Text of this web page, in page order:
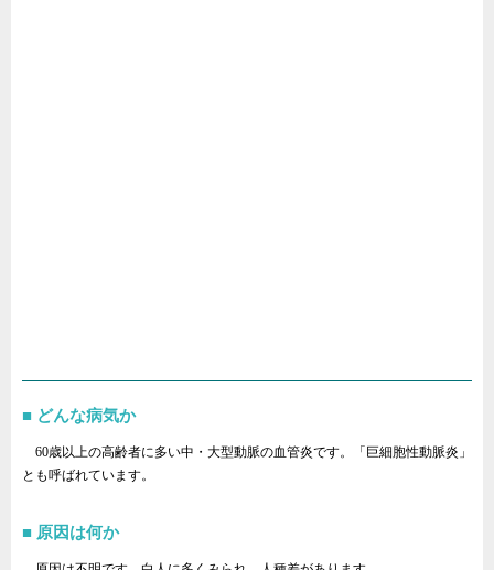
どんな病気か
60歳以上の高齢者に多い中・大型動脈の血管炎です。「巨細胞性動脈炎」
とも呼ばれています。
原因は何か